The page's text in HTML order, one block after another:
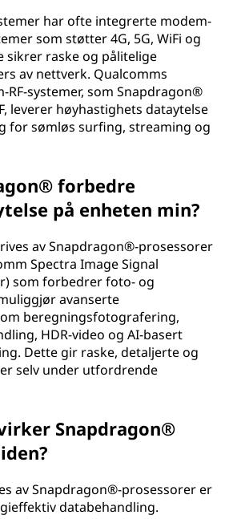
har ofte integrerte modem-
som støtter 4G, 5G, WiFi og
sikrer raske og pålitelige
av nettverk. Qualcomms
RF-systemer, som Snapdragon®
leverer høyhastighets dataytelse
for sømløs surfing, streaming og
forbedre
på enheten min?
av Snapdragon®-prosessorer
Spectra Image Signal
som forbedrer foto- og
avanserte
beregningsfotografering,
HDR-video og AI-basert
Dette gir raske, detaljerte og
selv under utfordrende
Snapdragon®
av Snapdragon®-prosessorer er
databehandling.